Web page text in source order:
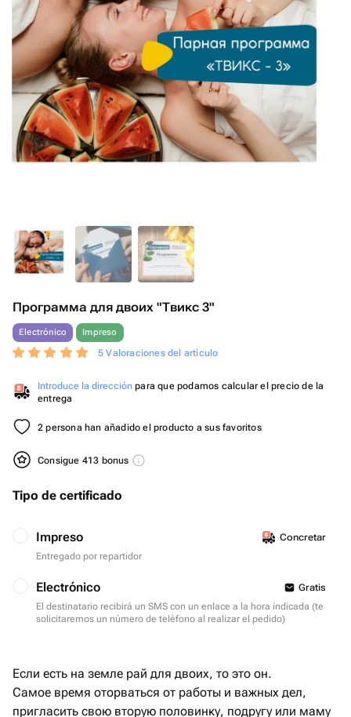
Программа для двоих "Твикс 3"
Electrónico Impreso
5 Valoraciones del artículo
Introduce la dirección para que podamos calcular el precio de la
entrega
2 persona han añadido el producto a sus favoritos
Consigue 413 bonus
Tipo de certificado
Impreso
Concretar
Entregado por repartidor
Electrónico
Gratis
El destinatario recibirá un SMS con un enlace a la hora indicada (te
solicitaremos un número de teléfono al realizar el pedido)
Если есть на земле рай для двоих, то это он.
Самое время оторваться от работы и важных дел,
пригласить свою вторую половинку, подругу или маму